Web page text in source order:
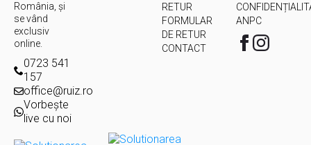
România, și
se vând
exclusiv
online.
0723 541
157
office@ruiz.ro
Vorbește
live cu noi
RETUR
FORMULAR
DE RETUR
CONTACT
ANPC